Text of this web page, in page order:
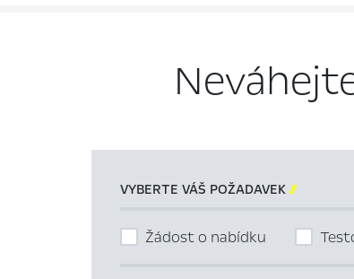
VYBERTE VÁŠ POŽADAVEK 
Žádost o nabídku